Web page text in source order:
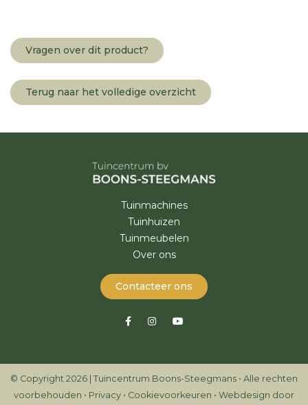
Vragen over dit product?
Terug naar het volledige overzicht
Tuinmachines
Tuinhuizen
Tuinmeubelen
Over ons
Contacteer ons
© Copyright 2026 | Tuincentrum Boons-Steegmans • Alle rechten
voorbehouden • Privacy • Cookievoorkeuren • Webdesign door